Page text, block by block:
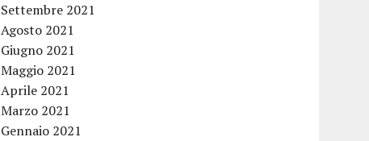
Settembre 2021
Agosto 2021
Giugno 2021
Maggio 2021
Aprile 2021
Marzo 2021
Gennaio 2021